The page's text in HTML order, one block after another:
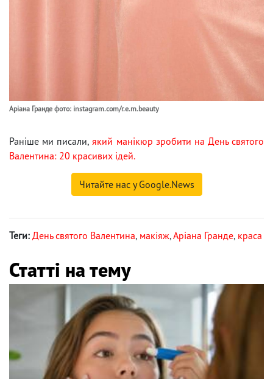
Аріана Гранде фото: instagram.com/r.e.m.beauty
Раніше ми писали, який манікюр зробити на День святого
Валентина: 20 красивих ідей.
Читайте нас у Google.News
Теги: День святого Валентина, макіяж,Аріана Гранде, краса
Статті на тему